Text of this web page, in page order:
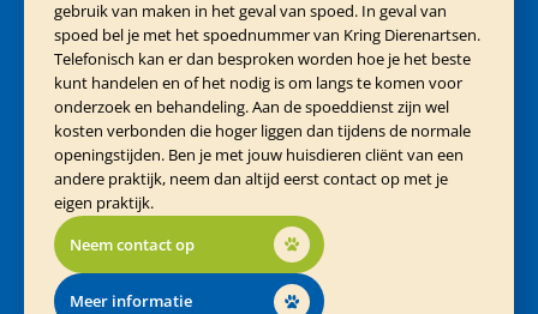
gebruik van maken in het geval van spoed. In geval van
spoed bel je met het spoednummer van Kring Dierenartsen.
Telefonisch kan er dan besproken worden hoe je het beste
kunt handelen en of het nodig is om langs te komen voor
onderzoek en behandeling. Aan de spoeddienst zijn wel
kosten verbonden die hoger liggen dan tijdens de normale
openingstijden. Ben je met jouw huisdieren cliënt van een
andere praktijk, neem dan altijd eerst contact op met je
eigen praktijk.
Neem contact op
Meer informatie